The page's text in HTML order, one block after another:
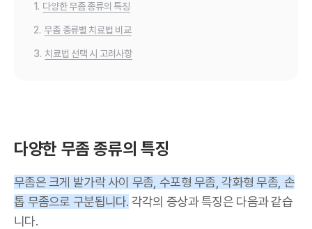
1. 다양한 무좀 종류의 특징
2. 무좀 종류별 치료법 비교
3. 치료법 선택 시 고려사항
다양한 무좀 종류의 특징
무좀은 크게 발가락 사이 무좀, 수포형 무좀, 각화형 무좀, 손
톱 무좀으로 구분됩니다. 각각의 증상과 특징은 다음과 같습
니다.